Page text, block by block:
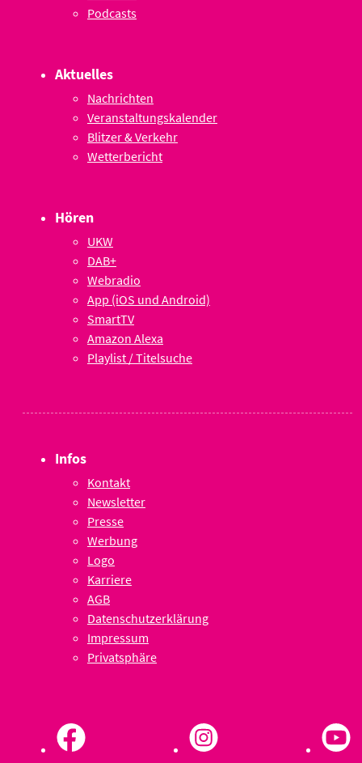
Podcasts
Aktuelles
Nachrichten
Veranstaltungskalender
Blitzer & Verkehr
Wetterbericht
Hören
UKW
DAB+
Webradio
App (iOS und Android)
SmartTV
Amazon Alexa
Playlist / Titelsuche
Infos
Kontakt
Newsletter
Presse
Werbung
Logo
Karriere
AGB
Datenschutzerklärung
Impressum
Privatsphäre